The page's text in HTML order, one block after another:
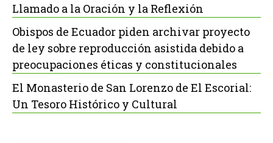
Llamado a la Oración y la Reflexión
Obispos de Ecuador piden archivar proyecto
de ley sobre reproducción asistida debido a
preocupaciones éticas y constitucionales
El Monasterio de San Lorenzo de El Escorial:
Un Tesoro Histórico y Cultural